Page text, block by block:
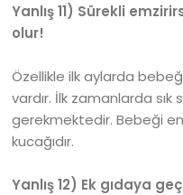
Yanlış 11) Sürekli
olur!
Özellikle ilk aylarda
vardır. İlk zamanlarda
gerekmektedir. Bebeği
kucağıdır.
Yanlış 12) Ek gıdaya